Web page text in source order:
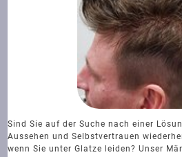
Sind Sie auf der Suche nach einer
Aussehen und Selbstvertrauen
wenn Sie unter Glatze leiden? Unser